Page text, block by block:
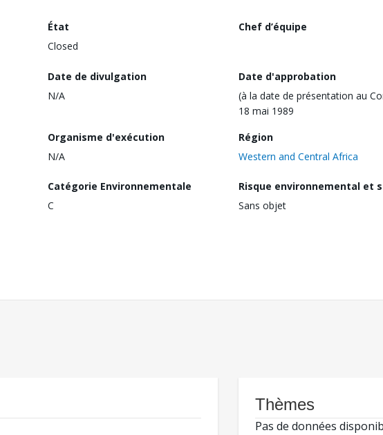
État
Closed
Chef d’équipe
Date de divulgation
N/A
Date d'approbation
(à la date de présentation au
18 mai 1989
Organisme d'exécution
N/A
Région
Western and Central Africa
Catégorie Environnementale
C
Risque environnemental et
Sans objet
Thèmes
Pas de données